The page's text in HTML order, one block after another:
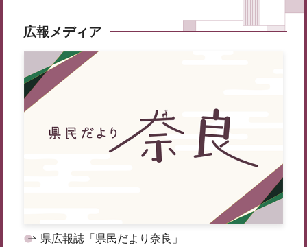
広報メディア
県広報誌「県民だより奈良」